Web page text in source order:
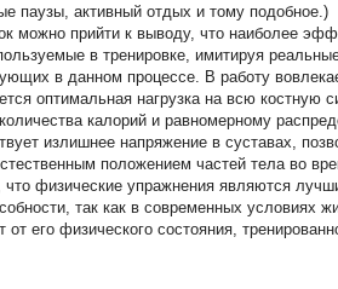
паузы, активный отдых и тому подобное.)
можно прийти к выводу, что наиболее
в тренировке, имитируя
в данном процессе. В работу
оптимальная нагрузка на всю костную
калорий и равномерному
излишнее напряжение в суставах,
положением частей тела во
физические упражнения являются
так как в современных условиях
его физического состояния,